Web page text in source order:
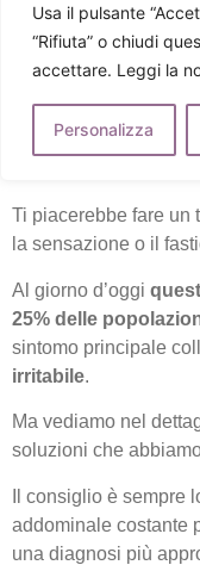
Usa il pulsante
“Rifiuta” o chiudi
accettare. Leggi la
Personalizza
Una donna, quando
spesso riferimento
Questo problema,
Ti piacerebbe fare un
la sensazione o il
Al giorno d’oggi
25% delle
sintomo principale
irritabile.
Ma vediamo nel
soluzioni che
Il consiglio è sempre
addominale costante
una diagnosi più